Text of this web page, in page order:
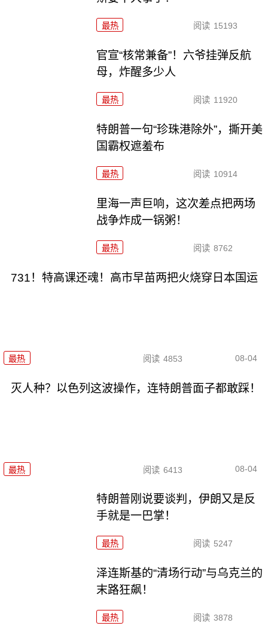
最热 阅读 15193
官宣“核常兼备”！六爷挂弹反航
母，炸醒多少人
最热 阅读 11920
特朗普一句“珍珠港除外”，撕开美
国霸权遮羞布
最热 阅读 10914
里海一声巨响，这次差点把两场
战争炸成一锅粥！
最热 阅读 8762
731！特高课还魂！高市早苗两把火烧穿日本国运
最热 阅读 4853 08-04
灭人种？以色列这波操作，连特朗普面子都敢踩！
最热 阅读 6413 08-04
特朗普刚说要谈判，伊朗又是反
手就是一巴掌！
最热 阅读 5247
泽连斯基的“清场行动”与乌克兰的
末路狂飙！
最热 阅读 3878